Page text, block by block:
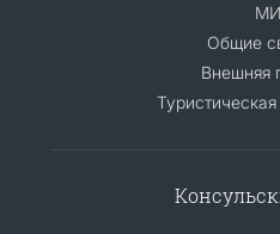
Общие
Внешняя